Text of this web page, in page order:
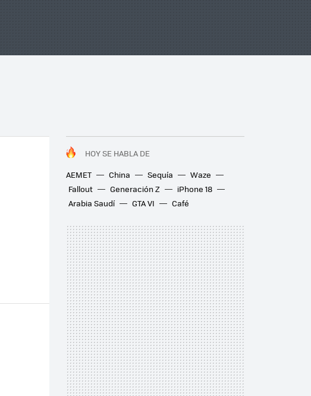
HOY SE HABLA DE
AEMET
China Sequía
Waze
Fallout
Generación Z
iPhone 18
Arabia Saudí
GTA VI Café